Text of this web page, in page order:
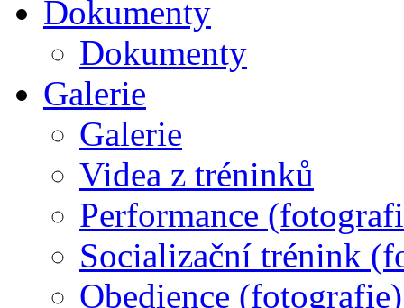
Dokumenty
Dokumenty
Galerie
Galerie
Videa z tréninků
Performance
Socializační trénink
Obedience (fotografie)